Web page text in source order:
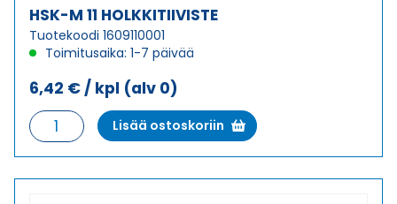
HSK-M 11 HOLKKITIIVISTE
Tuotekoodi 1609110001
Toimitusaika: 1-7 päivää
6,42 € / kpl (alv 0)
HSK-
M
11
Lisää ostoskoriin